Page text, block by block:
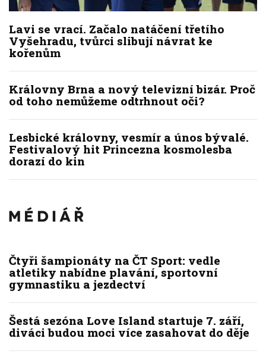
Lavi se vrací. Začalo natáčení třetího
Vyšehradu, tvůrci slibují návrat ke
kořenům
Královny Brna a nový televizní bizár. Proč
od toho nemůžeme odtrhnout oči?
Lesbické královny, vesmír a únos bývalé.
Festivalový hit Princezna kosmolesba
dorazí do kin
Čtyři šampionáty na ČT Sport: vedle
atletiky nabídne plavání, sportovní
gymnastiku a jezdectví
Šestá sezóna Love Island startuje 7. září,
diváci budou moci více zasahovat do děje